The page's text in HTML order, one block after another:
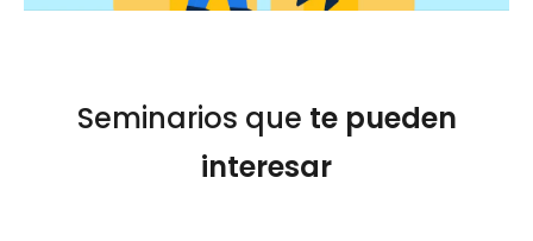
Seminarios que te pueden
interesar